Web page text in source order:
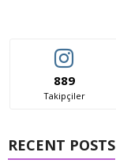
889
Takipçiler
RECENT POSTS